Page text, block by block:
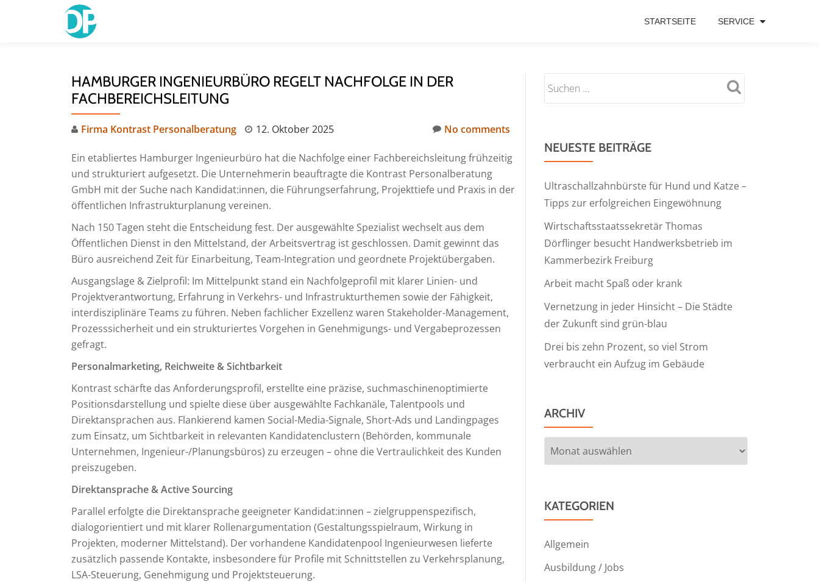
STARTSEITE SERVICE
HAMBURGER INGENIEURBÜRO REGELT NACHFOLGE IN DER
FACHBEREICHSLEITUNG
Firma Kontrast Personalberatung 12. Oktober 2025 No comments
Ein etabliertes Hamburger Ingenieurbüro hat die Nachfolge einer Fachbereichsleitung frühzeitig
und strukturiert aufgesetzt. Die Unternehmerin beauftragte die Kontrast Personalberatung
GmbH mit der Suche nach Kandidat:innen, die Führungserfahrung, Projekttiefe und Praxis in der
öffentlichen Infrastrukturplanung vereinen.
Nach 150 Tagen steht die Entscheidung fest. Der ausgewählte Spezialist wechselt aus dem
Öffentlichen Dienst in den Mittelstand, der Arbeitsvertrag ist geschlossen. Damit gewinnt das
Büro ausreichend Zeit für Einarbeitung, Team-Integration und geordnete Projektübergaben.
Ausgangslage & Zielprofil: Im Mittelpunkt stand ein Nachfolgeprofil mit klarer Linien- und
Projektverantwortung, Erfahrung in Verkehrs- und Infrastrukturthemen sowie der Fähigkeit,
interdisziplinäre Teams zu führen. Neben fachlicher Exzellenz waren Stakeholder-Management,
Prozesssicherheit und ein strukturiertes Vorgehen in Genehmigungs- und Vergabeprozessen
gefragt.
Personalmarketing, Reichweite & Sichtbarkeit
Kontrast schärfte das Anforderungsprofil, erstellte eine präzise, suchmaschinenoptimierte
Positionsdarstellung und spielte diese über ausgewählte Fachkanäle, Talentpools und
Direktansprachen aus. Flankierend kamen Social-Media-Signale, Short-Ads und Landingpages
zum Einsatz, um Sichtbarkeit in relevanten Kandidatenclustern (Behörden, kommunale
Unternehmen, Ingenieur-/Planungsbüros) zu erzeugen – ohne die Vertraulichkeit des Kunden
preiszugeben.
Direktansprache & Active Sourcing
Parallel erfolgte die Direktansprache geeigneter Kandidat:innen – zielgruppenspezifisch,
dialogorientiert und mit klarer Rollenargumentation (Gestaltungsspielraum, Wirkung in
Projekten, moderner Mittelstand). Der vorhandene Kandidatenpool Ingenieurwesen lieferte
zusätzlich passende Kontakte, insbesondere für Profile mit Schnittstellen zu Verkehrsplanung,
LSA-Steuerung, Genehmigung und Projektsteuerung.
NEUESTE BEITRÄGE
Ultraschallzahnbürste für Hund und Katze –
Tipps zur erfolgreichen Eingewöhnung
Wirtschaftsstaatssekretär Thomas
Dörflinger besucht Handwerksbetrieb im
Kammerbezirk Freiburg
Arbeit macht Spaß oder krank
Vernetzung in jeder Hinsicht – Die Städte
der Zukunft sind grün-blau
Drei bis zehn Prozent, so viel Strom
verbraucht ein Aufzug im Gebäude
ARCHIV
Archiv
KATEGORIEN
Allgemein
Ausbildung / Jobs